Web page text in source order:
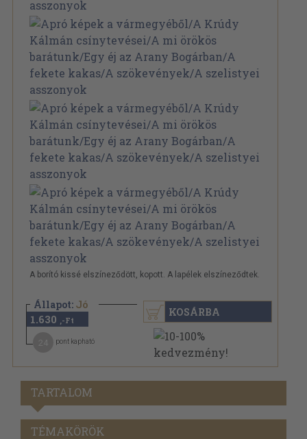
A borító kissé elszíneződött, kopott. A lapélek elszíneződtek.
Állapot: Jó
1.630 ,-Ft
pont kapható
KOSÁRBA
TARTALOM
TÉMAKÖRÖK